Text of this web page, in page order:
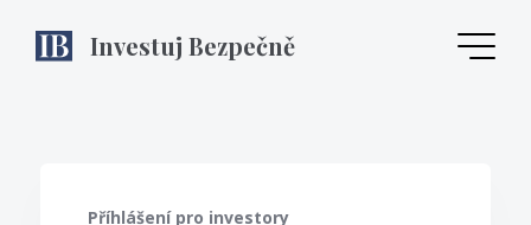
Investuj Bezpečně
Příhlášení pro investory